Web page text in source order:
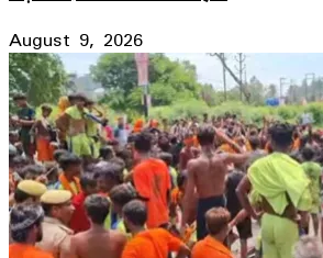
August 9, 2026